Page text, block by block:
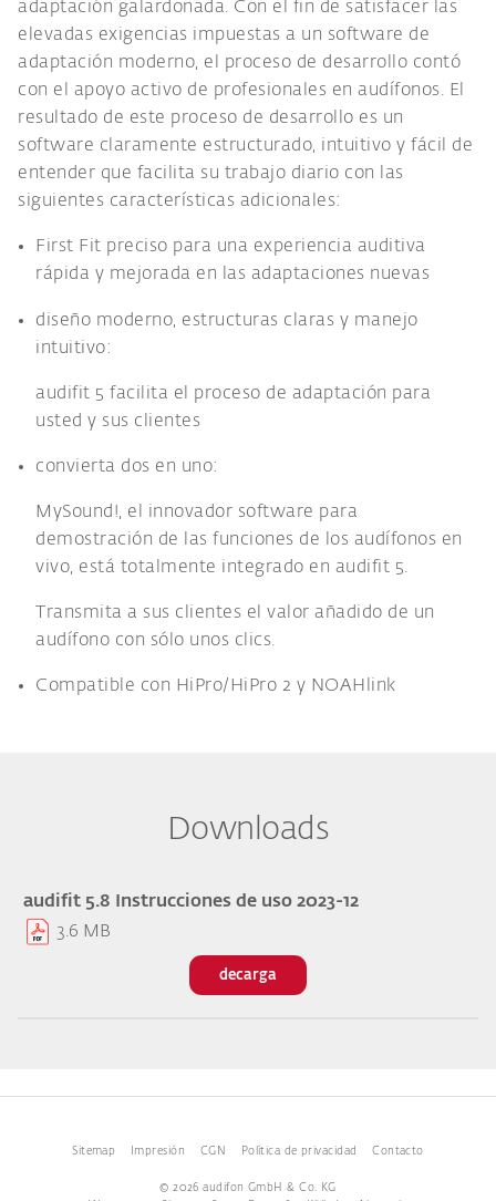
adaptación galardonada. Con el fin de satisfacer las
elevadas exigencias impuestas a un software de
adaptación moderno, el proceso de desarrollo contó
con el apoyo activo de profesionales en audífonos. El
resultado de este proceso de desarrollo es un
software claramente estructurado, intuitivo y fácil de
entender que facilita su trabajo diario con las
siguientes características adicionales:
First Fit preciso para una experiencia auditiva
rápida y mejorada en las adaptaciones nuevas
diseño moderno, estructuras claras y manejo
intuitivo:
audifit 5 facilita el proceso de adaptación para
usted y sus clientes
convierta dos en uno:
MySound!, el innovador software para
demostración de las funciones de los audífonos en
vivo, está totalmente integrado en audifit 5.
Transmita a sus clientes el valor añadido de un
audífono con sólo unos clics.
Compatible con HiPro/HiPro 2 y NOAHlink
Downloads
audifit 5.8 Instrucciones de uso 2023-12
3.6 MB
decarga
Sitemap Impresión CGN Política de privacidad Contacto
© 2026 audifon GmbH & Co. KG